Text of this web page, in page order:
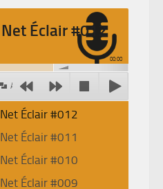
Net Éclair #012
00:00
Agrandir
Net Éclair #012
Net Éclair #011
Net Éclair #010
Net Éclair #009